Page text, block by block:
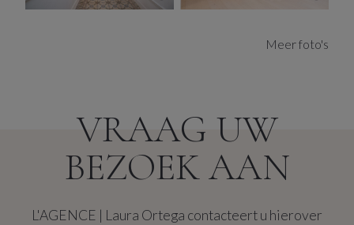
die extra comfort biedt.
veelbelovende buurt, zijn de verwachte netto
Tweede verdieping: circa 670/maand
Door de volledige renovatie zijn de onderhoudskosten
minimaal, wat het pand bijzonder geschikt maakt voor
zorgeloze verhuur*. De appartementen zijn voorzien van
Meer foto's
VRAAG UW
BEZOEK AAN
L'AGENCE | Laura Ortega contacteert u hierover